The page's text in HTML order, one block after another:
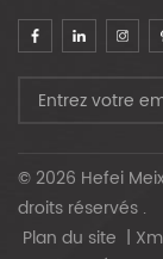
© 2026 Hefei
droits réservés .
Plan du site |